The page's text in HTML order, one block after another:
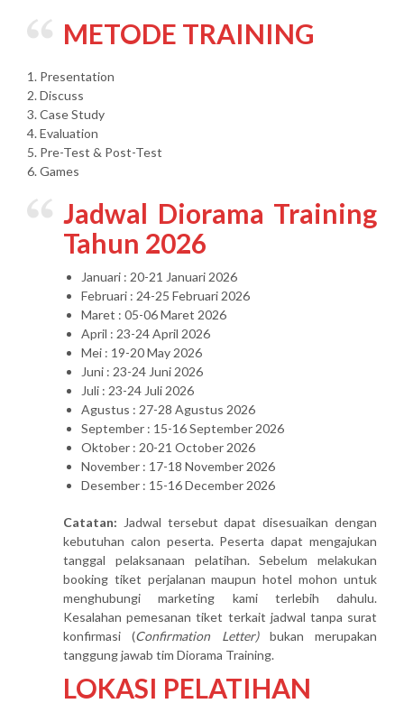
METODE TRAINING
1. Presentation
2. Discuss
3. Case Study
4. Evaluation
5. Pre-Test & Post-Test
6. Games
Jadwal Diorama Training
Tahun 2026
Januari : 20-21 Januari 2026
Februari : 24-25 Februari 2026
Maret : 05-06 Maret 2026
April : 23-24 April 2026
Mei : 19-20 May 2026
Juni : 23-24 Juni 2026
Juli : 23-24 Juli 2026
Agustus : 27-28 Agustus 2026
September : 15-16 September 2026
Oktober : 20-21 October 2026
November : 17-18 November 2026
Desember : 15-16 December 2026
Catatan: Jadwal tersebut dapat disesuaikan dengan
kebutuhan calon peserta. Peserta dapat mengajukan
tanggal pelaksanaan pelatihan. Sebelum melakukan
booking tiket perjalanan maupun hotel mohon untuk
menghubungi marketing kami terlebih dahulu.
Kesalahan pemesanan tiket terkait jadwal tanpa surat
konfirmasi (Confirmation Letter)bukan merupakan
tanggung jawab tim Diorama Training.
LOKASI PELATIHAN